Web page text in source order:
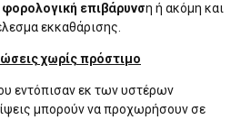
επιβάρυνση ή ακόμη και
εκκαθάρισης.
χωρίς πρόστιμο
εντόπισαν εκ των υστέρων
μπορούν να προχωρήσουν σε